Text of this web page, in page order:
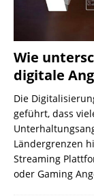
Wie
digitale
Die
geführt, dass
Ländergrenzen
Streaming
oder Gaming